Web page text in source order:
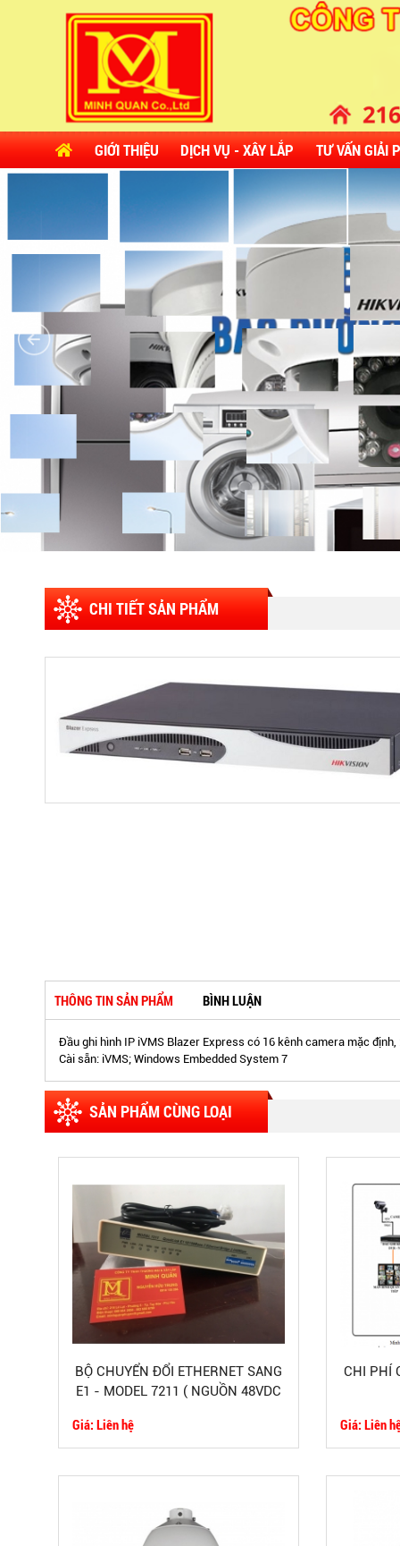
GIỚI THIỆU DỊCH VỤ - XÂY LẮP TƯ VẤN GIẢI
CHI TIẾT SẢN PHẨM
THÔNG TIN SẢN PHẨM BÌNH LUẬN
Đầu ghi hình IP iVMS Blazer Express có 16 kênh camera mặc
Cài sẵn: iVMS; Windows Embedded System 7
SẢN PHẨM CÙNG LOẠI
BỘ CHUYỂN ĐỔI ETHERNET SANG
E1 - MODEL 7211 ( NGUỒN 48VDC
Giá: Liên hệ
CHI PHÍ
Giá: Liên